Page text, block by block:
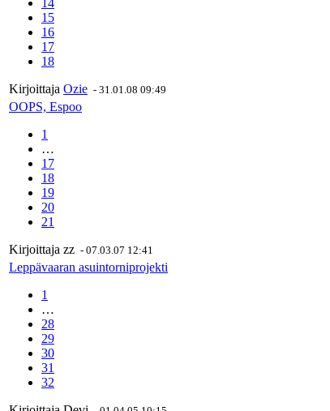
14
15
16
17
18
Kirjoittaja Ozie - 31.01.08 09:49
OOPS, Espoo
1
…
17
18
19
20
21
Kirjoittaja zz - 07.03.07 12:41
Leppävaaran asuintorniprojekti
1
…
28
29
30
31
32